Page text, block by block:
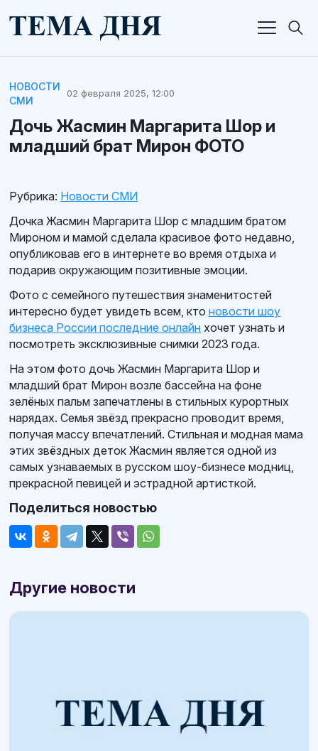
НОВОСТИ
СМИ
02 февраля 2025, 12:00
Дочь Жасмин Маргарита Шор и
младший брат Мирон ФОТО
Рубрика: Новости СМИ
Дочка Жасмин Маргарита Шор с младшим братом
Мироном и мамой сделала красивое фото недавно,
опубликовав его в интернете во время отдыха и
подарив окружающим позитивные эмоции.
Фото с семейного путешествия знаменитостей
интересно будет увидеть всем, кто новости шоу
бизнеса России последние онлайн хочет узнать и
посмотреть эксклюзивные снимки 2023 года.
На этом фото дочь Жасмин Маргарита Шор и
младший брат Мирон возле бассейна на фоне
зелёных пальм запечатлены в стильных курортных
нарядах. Семья звёзд прекрасно проводит время,
получая массу впечатлений. Стильная и модная мама
этих звёздных деток Жасмин является одной из
самых узнаваемых в русском шоу-бизнесе модниц,
прекрасной певицей и эстрадной артисткой.
Поделиться новостью
Другие новости